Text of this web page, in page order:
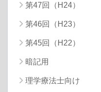
第47回（H24）
第46回（H23）
第45回（H22）
暗記用
理学療法士向け